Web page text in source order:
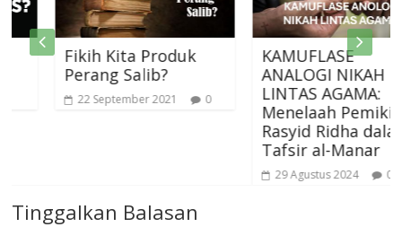
Fikih Kita Produk
Perang Salib?
22 September 2021 0
KAMUFLASE
ANALOGI NIKAH
LINTAS AGAMA:
Menelaah Pemikiran
Rasyid Ridha dalam
Tafsir al-Manar
29 Agustus 2024 0
Tinggalkan Balasan